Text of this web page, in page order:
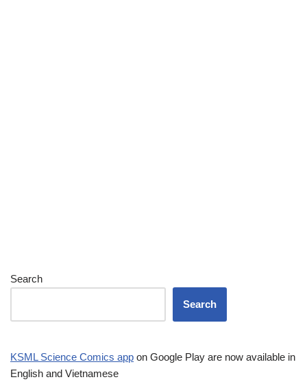
Search
Search
KSML Science Comics app on Google Play are now available in
English and Vietnamese